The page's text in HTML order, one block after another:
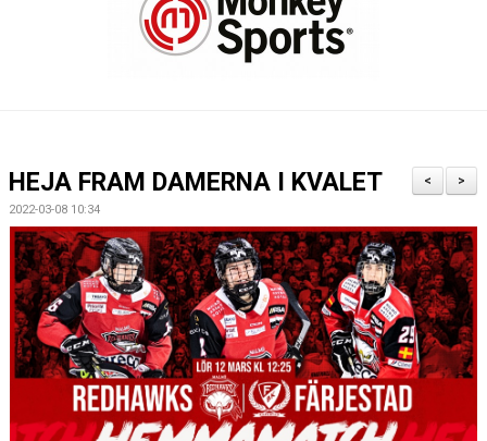
BILDGALLERI
KONTAKT
>
<
HEJA FRAM DAMERNA I KVALET
2022-03-08 10:34